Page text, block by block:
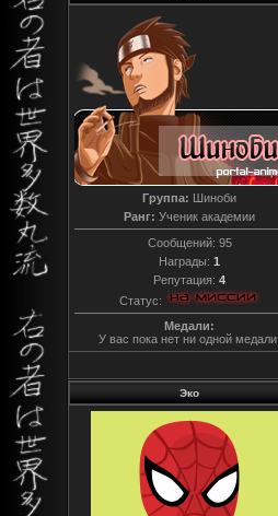
Группа: Шиноби
Ранг: Ученик академии
Сообщений: 95
Награды: 1
Репутация: 4
Статус:
Медали:
У вас пока нет ни одной медали.
Эко